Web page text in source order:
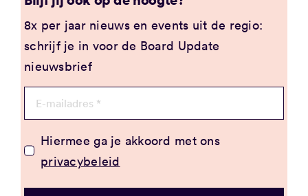
8x per jaar nieuws en events uit de regio:
schrijf je in voor de Board Update
nieuwsbrief
Hiermee ga je akkoord met ons
privacybeleid